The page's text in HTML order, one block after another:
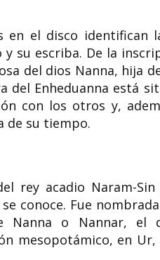
en el disco identifican
su escriba. De la
del dios Nanna, hija
del Enheduanna está
con los otros y,
de su tiempo.
rey acadio Naram-
conoce. Fue
Nanna o Nannar, el
mesopotámico, en